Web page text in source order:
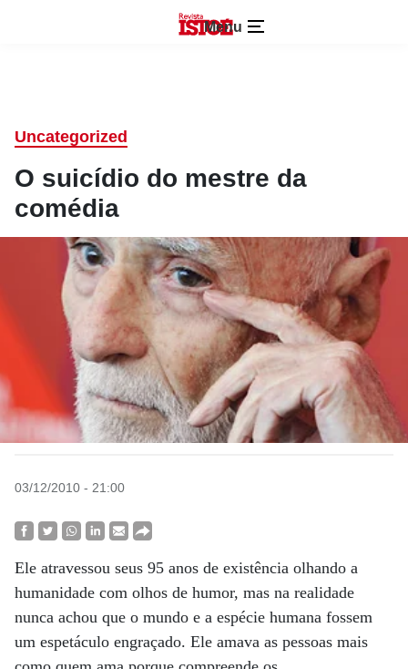
Menu
Uncategorized
O suicídio do mestre da
comédia
03/12/2010 - 21:00
Ele atravessou seus 95 anos de existência olhando a
humanidade com olhos de humor, mas na realidade
nunca achou que o mundo e a espécie humana fossem
um espetáculo engraçado. Ele amava as pessoas mais